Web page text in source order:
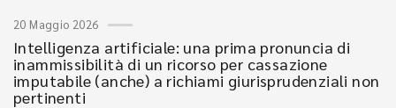
20 Maggio 2026
Intelligenza artificiale: una prima pronuncia di
inammissibilità di un ricorso per cassazione
imputabile (anche) a richiami giurisprudenziali non
pertinenti